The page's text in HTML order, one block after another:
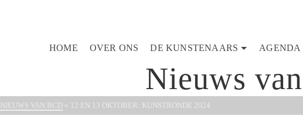
HOME OVER ONS DE KUNSTENAARS AGENDA
Nieuws
NIEUWS VAN BCD » 12 EN 13 OKTOBER: KUNSTRONDE 2024